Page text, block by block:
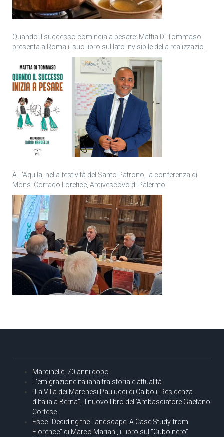
Quando il successo comincia a pesare: Mattia Di Tommaso
presenta a Roma il suo libro sul lato invisibile della realizzazione
A L’Aquila, nella festività del Santo Patrono, la conferenza di
Mons. Corrado Lorefice, Arcivescovo di Palermo
Marcinelle, 70 anni dopo
L’emigrazione italiana tra storia e attualità
“La Villa dei Marchesi Paulucci di Calboli, Residenza
d’Italia a Berna”, il nuovo libro dell’Ambasciatore Gaetano
Cortese
Esce “Deciding the Landscape. A Case Study from
Florence” di Marco Mariani, il libro sul “Cubo nero”